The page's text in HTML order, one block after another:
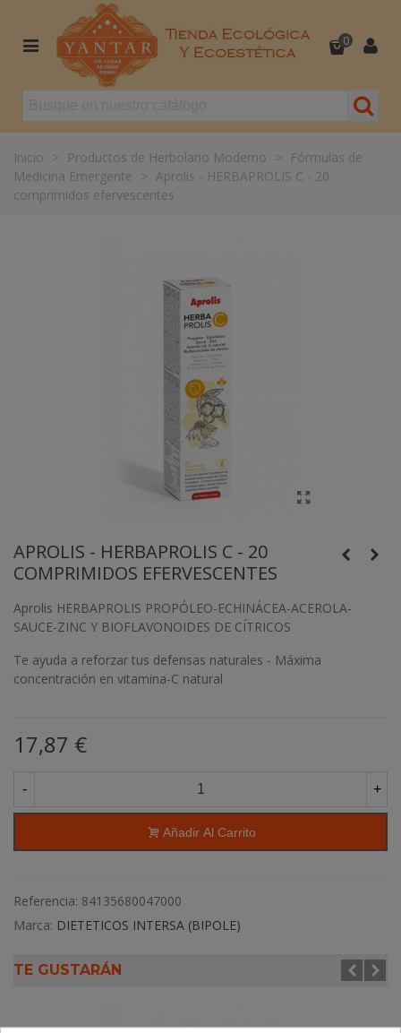
0
Inicio > Productos de Herbolario Moderno >
Fórmulas de
Medicina Emergente > Aprolis - HERBAPROLIS C - 20
comprimidos efervescentes
APROLIS - HERBAPROLIS C - 20
COMPRIMIDOS EFERVESCENTES
Aprolis HERBAPROLIS PROPÓLEO-ECHINÁCEA-ACEROLA-
SAUCE-ZINC Y BIOFLAVONOIDES DE CÍTRICOS
Te ayuda a reforzar tus defensas naturales - Máxima
concentración en vitamina-C natural
17,87 €
- +
Añadir Al Carrito
Referencia: 84135680047000
Marca: DIETETICOS INTERSA (BIPOLE)
TE GUSTARÁN